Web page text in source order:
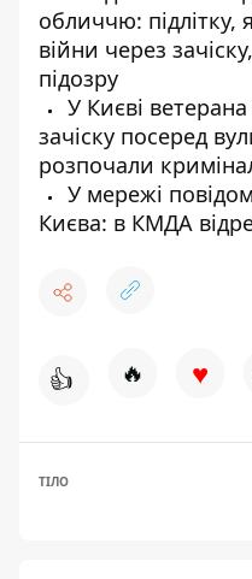
обличчю:
війни через
підозру
У Києві
зачіску посеред
розпочали
У мережі
Києва: в КМДА
👍 🔥 ♥
ТІЛО